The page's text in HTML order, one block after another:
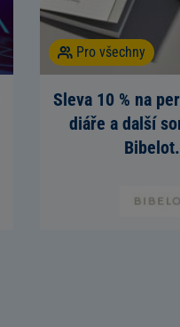
Pro všechny
Sleva 10 % na
diáře a další